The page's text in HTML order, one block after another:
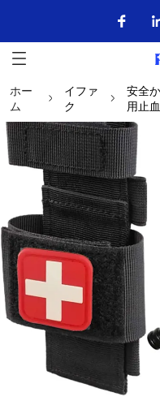
ホー
ム
イファ
ク
安全
用止